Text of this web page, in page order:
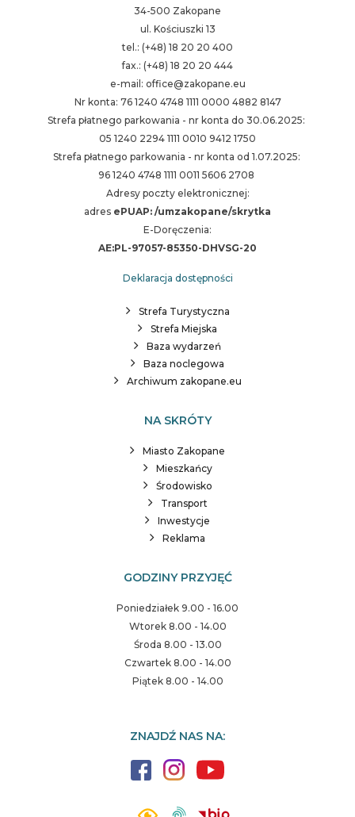
34-500 Zakopane
ul. Kościuszki 13
tel.: (+48) 18 20 20 400
fax.: (+48) 18 20 20 444
e-mail: office@zakopane.eu
Nr konta: 76 1240 4748 1111 0000 4882 8147
Strefa płatnego parkowania - nr konta do 30.06.2025:
05 1240 2294 1111 0010 9412 1750
Strefa płatnego parkowania - nr konta od 1.07.2025:
96 1240 4748 1111 0011 5606 2708
Adresy poczty elektronicznej:
adres ePUAP: /umzakopane/skrytka
E-Doręczenia:
AE:PL-97057-85350-DHVSG-20
Deklaracja dostępności
Strefa Turystyczna
Strefa Miejska
Baza wydarzeń
Baza noclegowa
Archiwum zakopane.eu
NA SKRÓTY
Miasto Zakopane
Mieszkańcy
Środowisko
Transport
Inwestycje
Reklama
GODZINY PRZYJĘĆ
Poniedziałek 9.00 - 16.00
Wtorek 8.00 - 14.00
Środa 8.00 - 13.00
Czwartek 8.00 - 14.00
Piątek 8.00 - 14.00
ZNAJDŹ NAS NA: